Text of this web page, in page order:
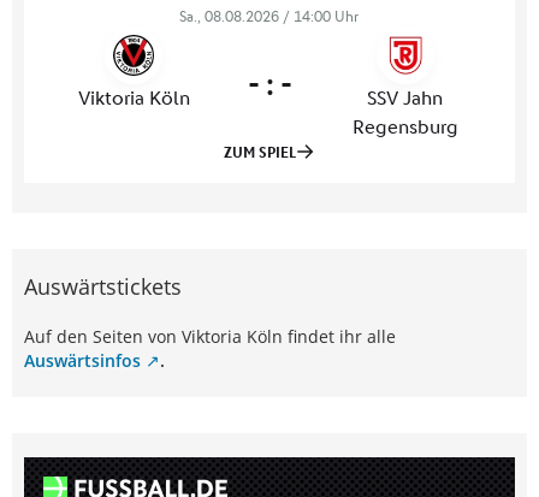
Auswärtstickets
Auf den Seiten von Viktoria Köln findet ihr alle
Auswärtsinfos
.